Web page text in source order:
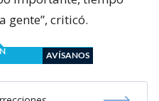
gente”, criticó.
AVÍSANOS